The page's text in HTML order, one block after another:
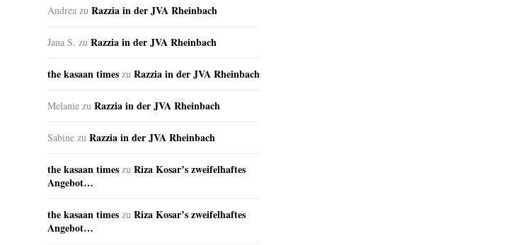
Andrea zu Razzia in der JVA Rheinbach
Jana S. zu Razzia in der JVA Rheinbach
the kasaan times zu Razzia in der JVA Rheinbach
Melanie zu Razzia in der JVA Rheinbach
Sabine zu Razzia in der JVA Rheinbach
the kasaan times zu Riza Kosar’s zweifelhaftes
Angebot…
the kasaan times zu Riza Kosar’s zweifelhaftes
Angebot…